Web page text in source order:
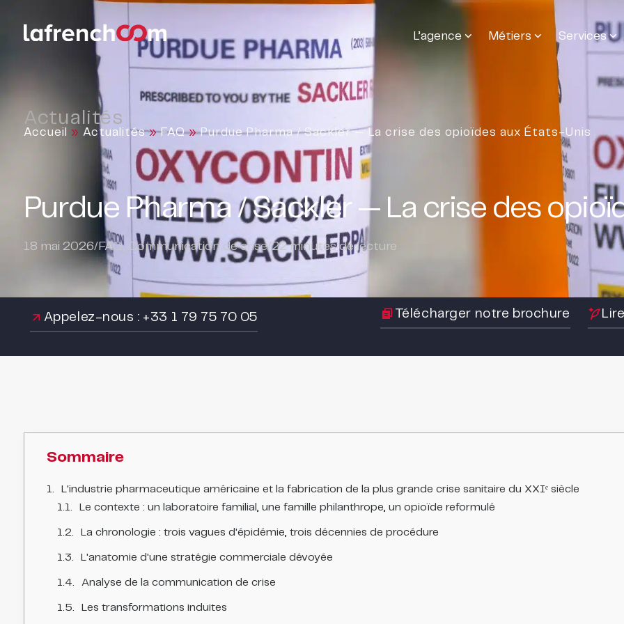
L’agence Métiers Services
Actualités
Accueil » Actualités»FAQ»Purdue Pharma / Sackler — La crise des opioïdes aux États-Unis
Purdue Pharma / Sackler — La crise des
18 mai 2026/FAQ, Communication de crise/22minutes de lecture
Appelez-nous : +33 1 79 75 70 05 Télécharger notre brochure
Sommaire
L'industrie pharmaceutique américaine et la fabrication de la plus grande crise sanitaire du XXIᵉ siècle
Le contexte : un laboratoire familial, une famille philanthrope, un opioïde reformulé
La chronologie : trois vagues d'épidémie, trois décennies de procédure
L'anatomie d'une stratégie commerciale dévoyée
Analyse de la communication de crise
Les transformations induites